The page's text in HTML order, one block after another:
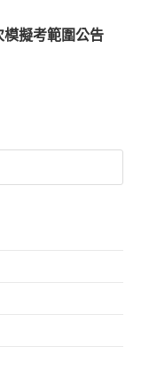
擬考範圍公告